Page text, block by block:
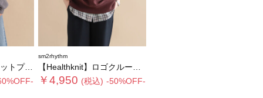
ーバー
sm2rhythm
【Healthknit】ロゴクルーネックプルオーバー
￥4,950 (税込) -50%OFF-